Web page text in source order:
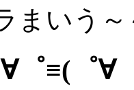
まいう
゜≡(゜∀